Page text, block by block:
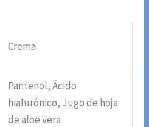
Crema
Pantenol, Ácido
hialurónico, Jugo de hoja
de aloe vera